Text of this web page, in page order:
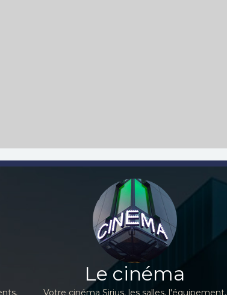
Le cinéma
Votre cinéma Sirius, les salles, l'équipement,